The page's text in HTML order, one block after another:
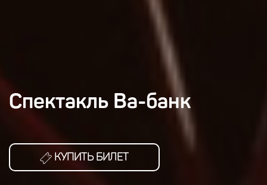
Спектакль Ва-банк
КУПИТЬ БИЛЕТ